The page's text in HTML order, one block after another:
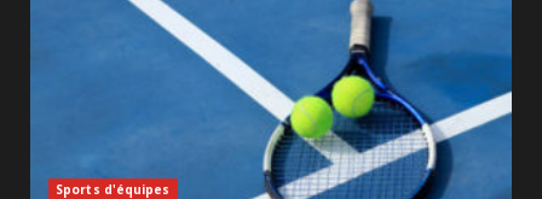
Sports d'équipes